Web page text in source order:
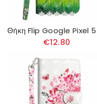
€12.80